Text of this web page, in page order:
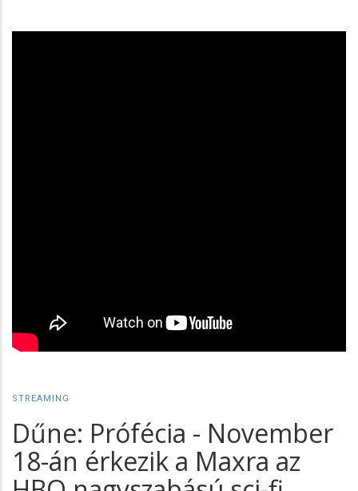
STREAMING
Dűne: Prófécia - November
18-án érkezik a Maxra az